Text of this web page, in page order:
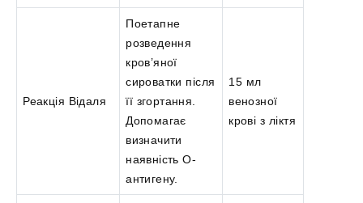
Реакція Відаля
Поетапне
розведення
кров’яної
сироватки після
її згортання.
Допомагає
визначити
наявність О-
антигену.
15 мл
венозної
крові з ліктя